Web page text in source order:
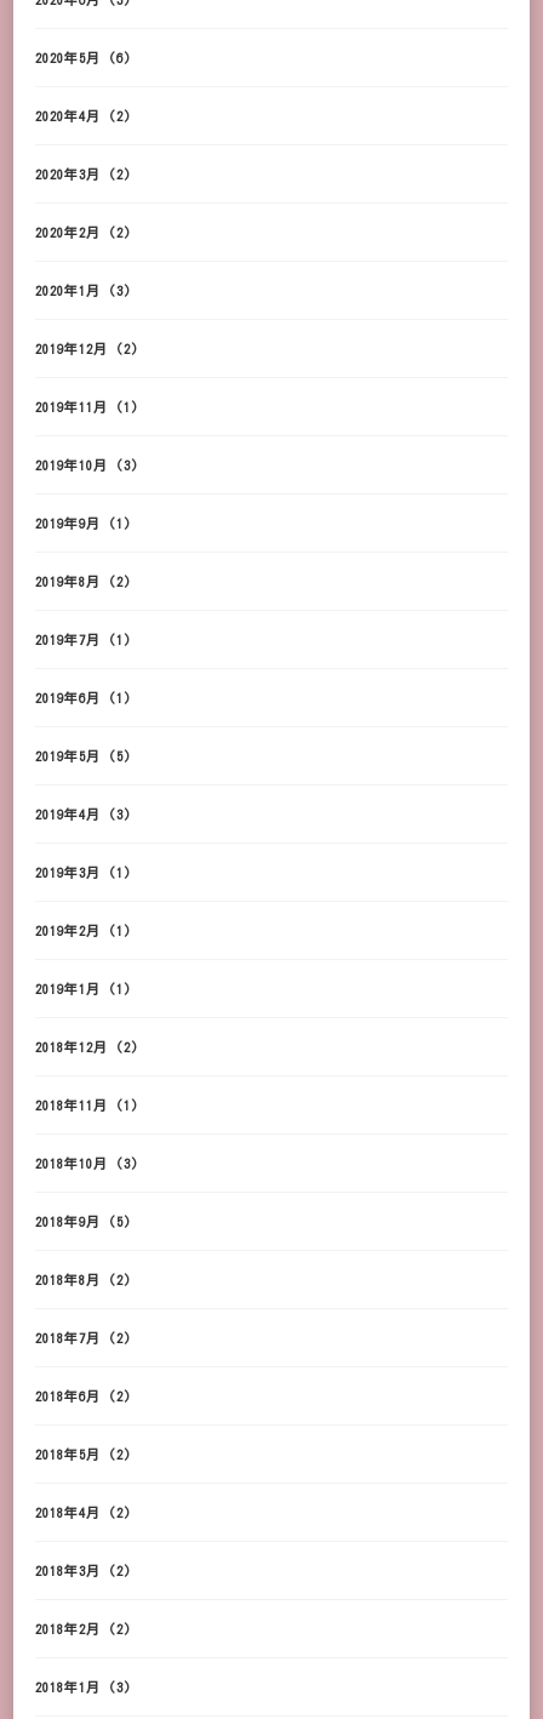
2020年5月 (6)
2020年4月 (2)
2020年3月 (2)
2020年2月 (2)
2020年1月 (3)
2019年12月 (2)
2019年11月 (1)
2019年10月 (3)
2019年9月 (1)
2019年8月 (2)
2019年7月 (1)
2019年6月 (1)
2019年5月 (5)
2019年4月 (3)
2019年3月 (1)
2019年2月 (1)
2019年1月 (1)
2018年12月 (2)
2018年11月 (1)
2018年10月 (3)
2018年9月 (5)
2018年8月 (2)
2018年7月 (2)
2018年6月 (2)
2018年5月 (2)
2018年4月 (2)
2018年3月 (2)
2018年2月 (2)
2018年1月 (3)